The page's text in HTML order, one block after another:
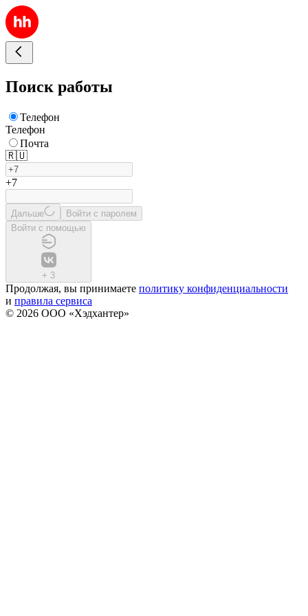
Поиск работы
Телефон
Телефон
Почта
🇷🇺
+7
Дальше
Войти с паролем
Войти с помощью
+ 3
Продолжая, вы принимаете политику конфиденциальности
и правила сервиса
© 2026 ООО «Хэдхантер»